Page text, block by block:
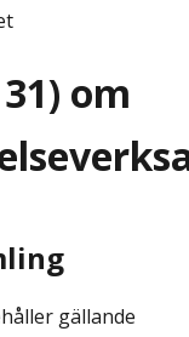
om
gällande